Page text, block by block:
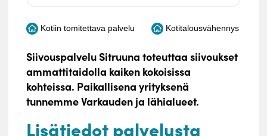
Kotiin tomitettava palvelu Kotitalousvähennys
Siivouspalvelu Sitruuna toteuttaa siivoukset
ammattitaidolla kaiken kokoisissa
kohteissa. Paikallisena yrityksenä
tunnemme Varkauden ja lähialueet.
Lisätiedot palvelusta